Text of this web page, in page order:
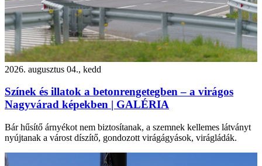
2026. augusztus 04., kedd
Színek és illatok a betonrengetegben – a virágos
Nagyvárad képekben | GALÉRIA
Bár hűsítő árnyékot nem biztosítanak, a szemnek kellemes látványt
nyújtanak a várost díszítő, gondozott virágágyások, virágládák.